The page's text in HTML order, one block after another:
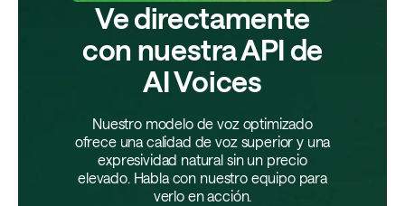
Ve directamente
con nuestra API de
AI Voices
Nuestro modelo de voz optimizado
ofrece una calidad de voz superior y una
expresividad natural sin un precio
elevado. Habla con nuestro equipo para
verlo en acción.